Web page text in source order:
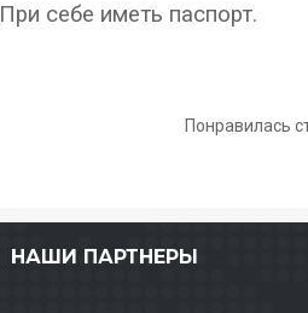
При себе иметь паспорт.
Понравилась
НАШИ ПАРТНЕРЫ